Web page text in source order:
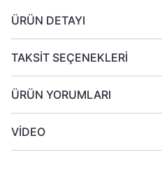
Ürün Ölçüleri :
Ağız Çapı:73.5 mm
Taban Çapı:
ÜRÜN DETAYI
TAKSİT SEÇENEKLERİ
ÜRÜN YORUMLARI
VİDEO